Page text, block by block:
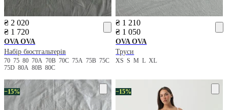
₴ 2 020
₴ 1 720
OVA OVA
Набір бюстгальтерів
70 75 80 70A 70B 70C 75A 75B 75C
75D 80A 80B 80C
₴ 1 210
₴ 1 050
OVA OVA
Труси
XSSMLXL
−15% −15%